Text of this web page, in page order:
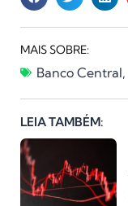
MAIS SOBRE:
Banco Central,
LEIA TAMBÉM: